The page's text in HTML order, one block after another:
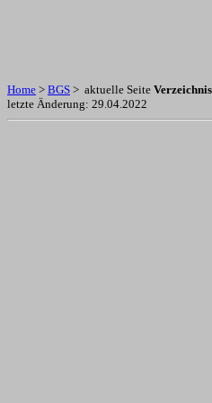
Home > BGS > aktuelle Seite
letzte Änderung: 29.04.2022